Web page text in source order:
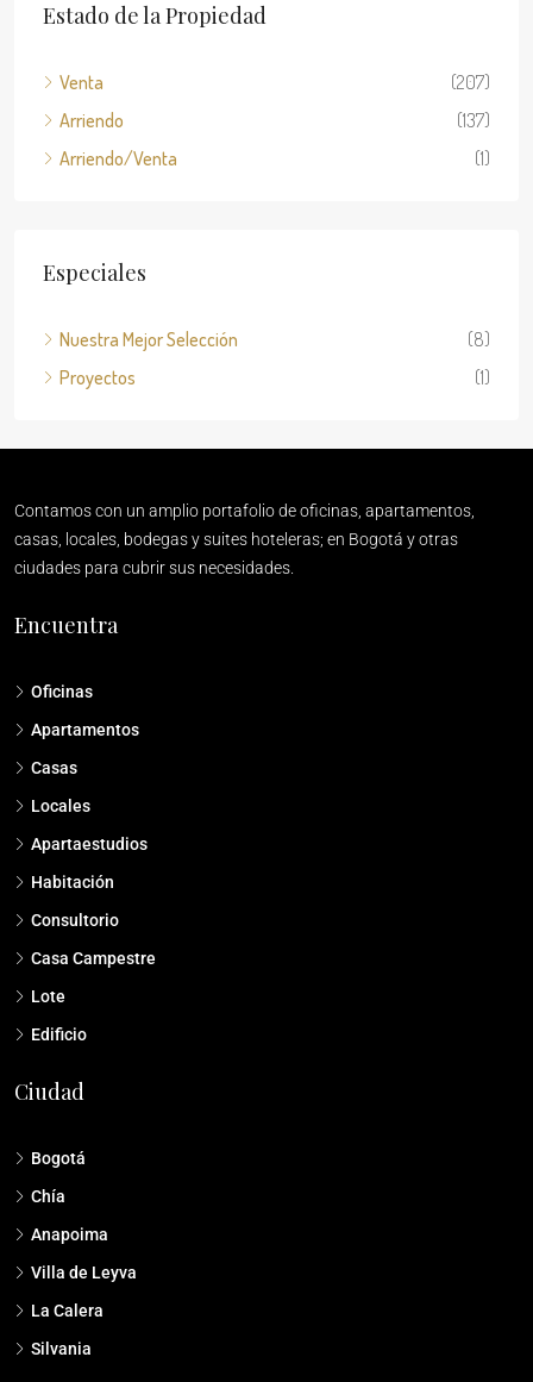
Estado de la Propiedad
Venta
(207)
Arriendo
(137)
Arriendo/Venta
(1)
Especiales
Nuestra Mejor Selección
(8)
Proyectos
(1)
Contamos con un amplio portafolio de oficinas, apartamentos,
casas, locales, bodegas y suites hoteleras; en Bogotá y otras
ciudades para cubrir sus necesidades.
Encuentra
Oficinas
Apartamentos
Casas
Locales
Apartaestudios
Habitación
Consultorio
Casa Campestre
Lote
Edificio
Ciudad
Bogotá
Chía
Anapoima
Villa de Leyva
La Calera
Silvania